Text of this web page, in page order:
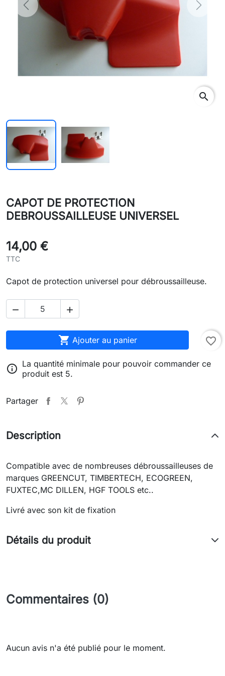
Previous Next
search
CAPOT DE PROTECTION
DEBROUSSAILLEUSE UNIVERSEL
14,00 €
TTC
Capot de protection universel pour débroussailleuse.
 
 Ajouter au panier favorite_border
 La quantité minimale pour pouvoir commander ce
produit est 5.
Partager
Description
Compatible avec de nombreuses débroussailleuses de
marques GREENCUT, TIMBERTECH, ECOGREEN,
FUXTEC,MC DILLEN, HGF TOOLS etc..
Livré avec son kit de fixation
Détails du produit
Commentaires (0)
Aucun avis n'a été publié pour le moment.